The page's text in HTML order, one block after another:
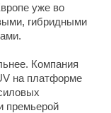
уже во
гибридными
Компания
на платформе
премьерой